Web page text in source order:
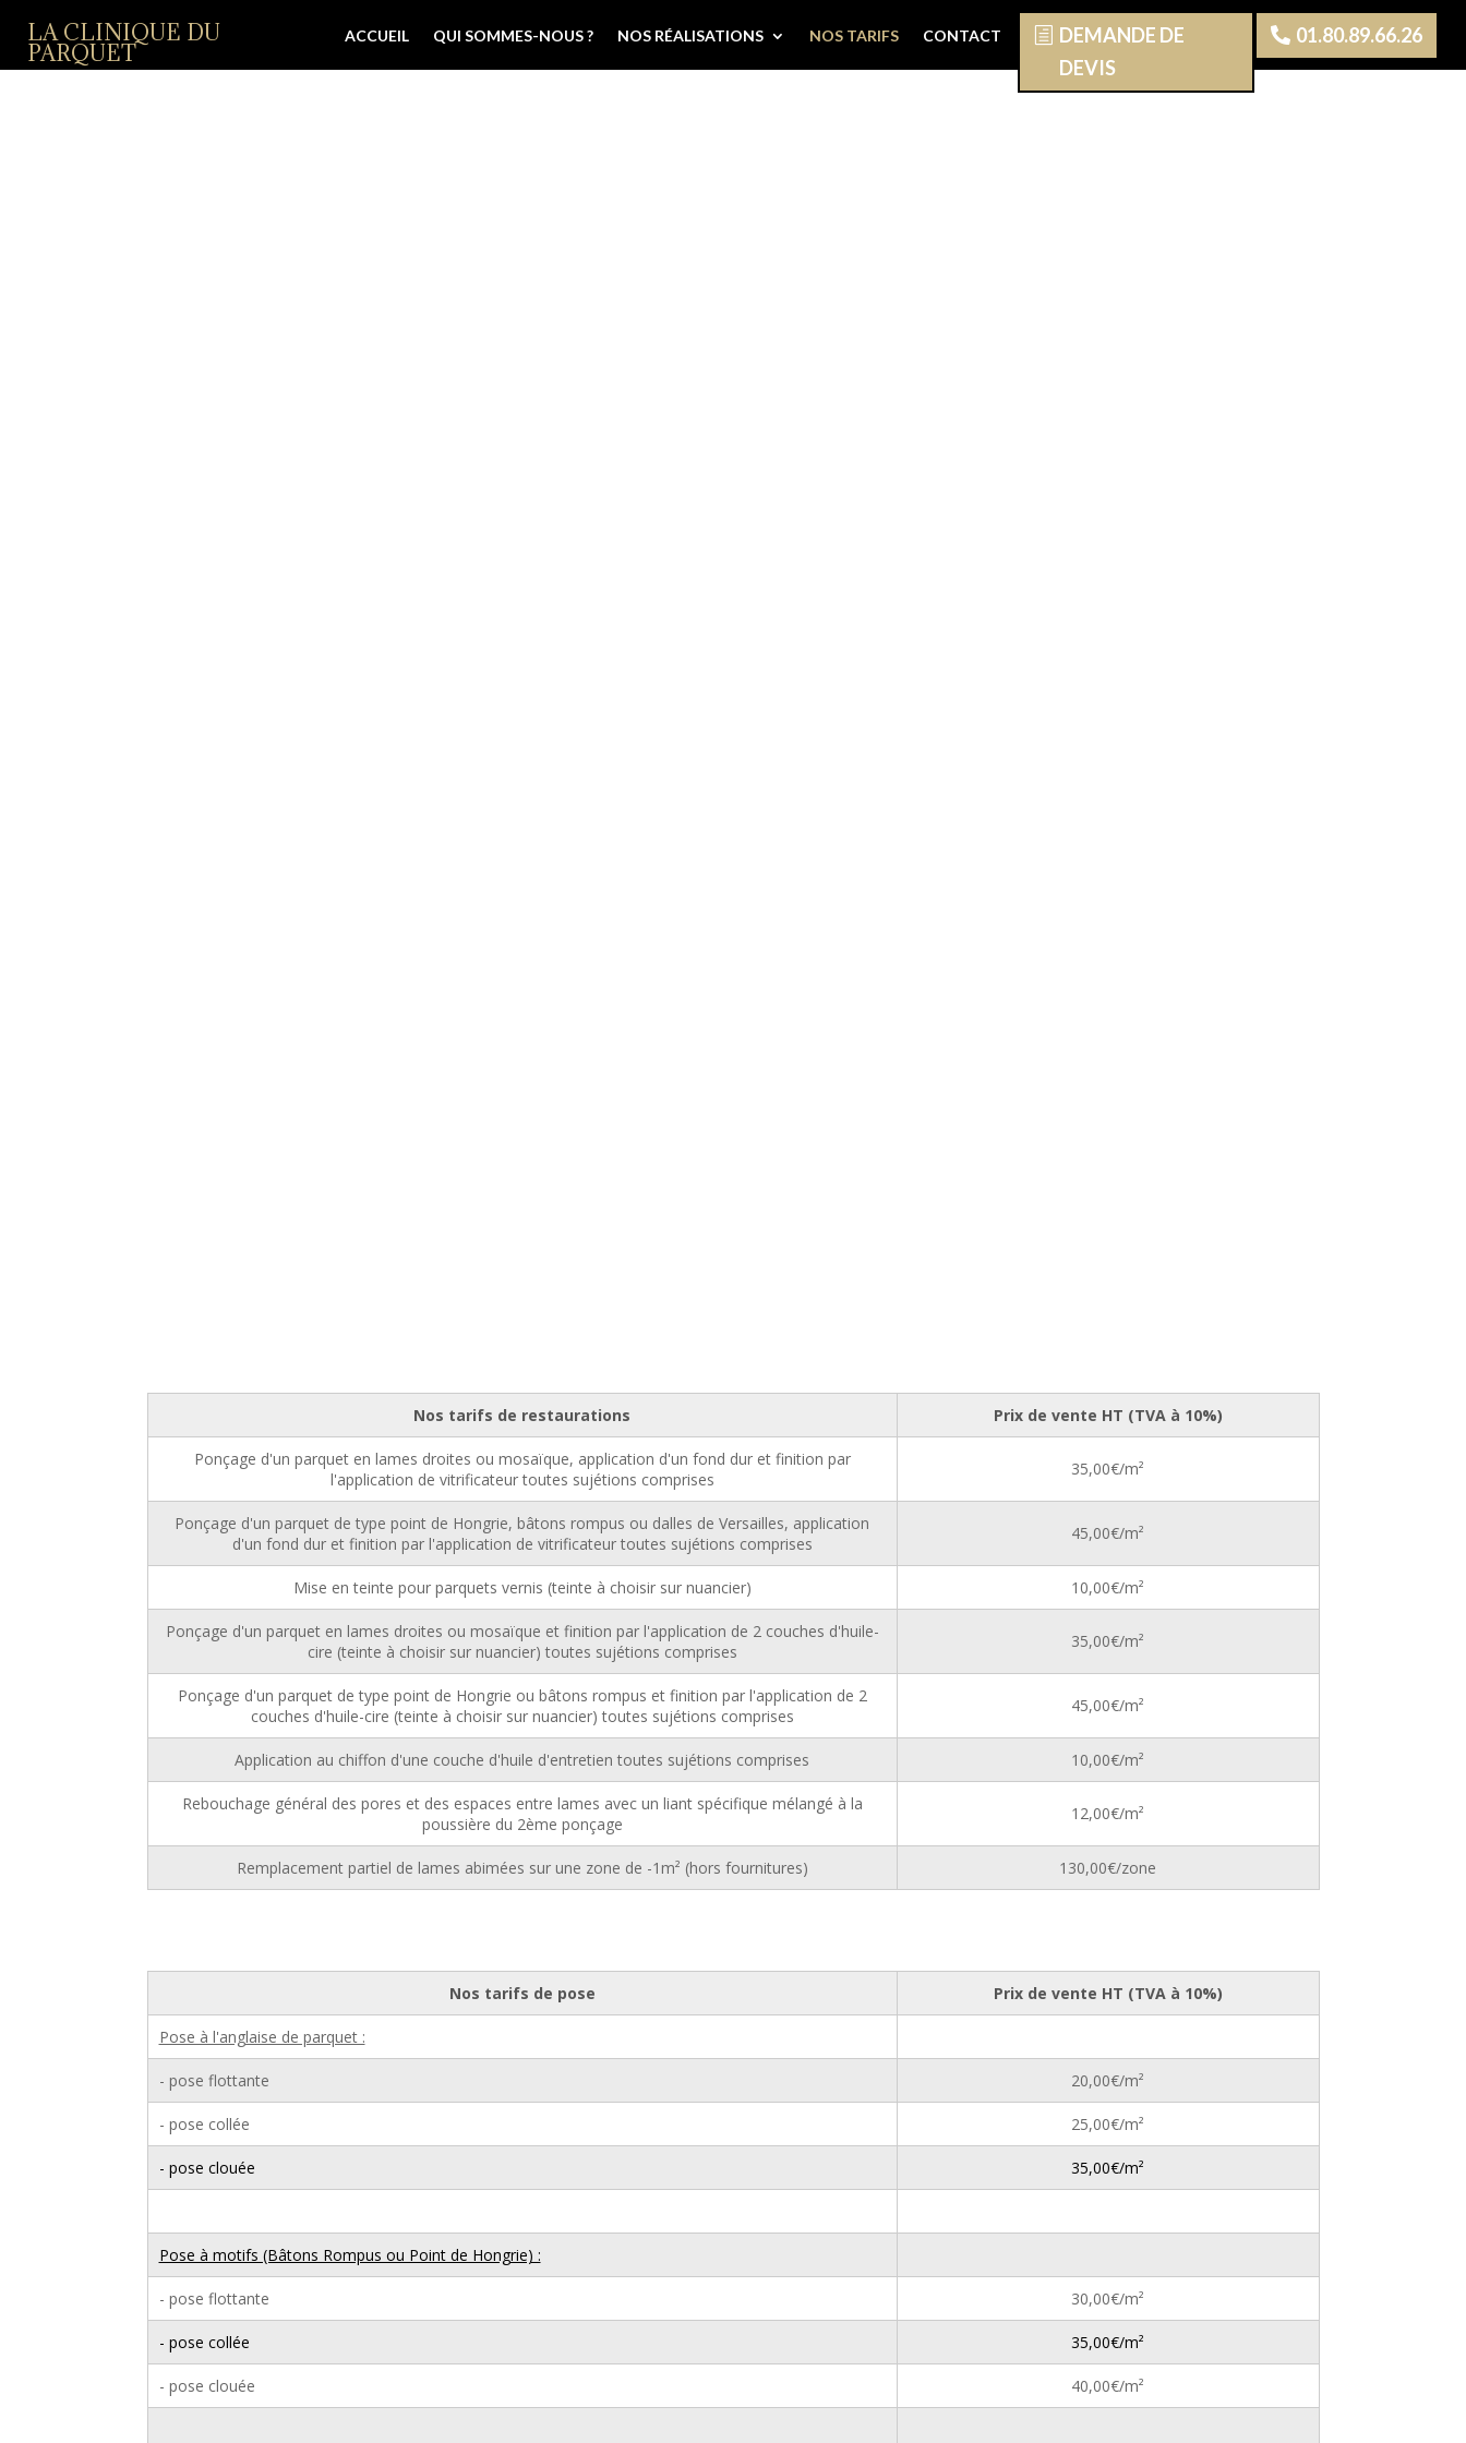
LA CLINIQUE DU
PARQUET
ACCUEIL QUI SOMMES-NOUS ? NOS RÉALISATIONS NOS TARIFS CONTACT
DEMANDE DE
DEVIS
01.80.89.66.26
Nos tarifs de restaurations Prix de vente HT (TVA à 10%)
Ponçage d'un parquet en lames droites ou mosaïque, application d'un fond dur et finition par
l'application de vitrificateur toutes sujétions comprises
35,00€/m²
Ponçage d'un parquet de type point de Hongrie, bâtons rompus ou dalles de Versailles, application
d'un fond dur et finition par l'application de vitrificateur toutes sujétions comprises
45,00€/m²
Mise en teinte pour parquets vernis (teinte à choisir sur nuancier) 10,00€/m²
Ponçage d'un parquet en lames droites ou mosaïque et finition par l'application de 2 couches d'huile-
cire (teinte à choisir sur nuancier) toutes sujétions comprises
35,00€/m²
Ponçage d'un parquet de type point de Hongrie ou bâtons rompus et finition par l'application de 2
couches d'huile-cire (teinte à choisir sur nuancier) toutes sujétions comprises
45,00€/m²
Application au chiffon d'une couche d'huile d'entretien toutes sujétions comprises 10,00€/m²
Rebouchage général des pores et des espaces entre lames avec un liant spécifique mélangé à la
poussière du 2ème ponçage
12,00€/m²
Remplacement partiel de lames abimées sur une zone de -1m² (hors fournitures) 130,00€/zone
Nos tarifs de pose Prix de vente HT (TVA à 10%)
Pose à l'anglaise de parquet :
- pose flottante 20,00€/m²
- pose collée 25,00€/m²
- pose clouée 35,00€/m²
Pose à motifs (Bâtons Rompus ou Point de Hongrie) :
- pose flottante 30,00€/m²
- pose collée 35,00€/m²
- pose clouée 40,00€/m²